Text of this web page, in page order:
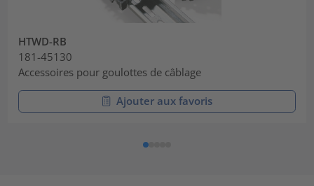
HTWD-RB
181-45130
Accessoires pour goulottes de câblage
Ajouter aux favoris